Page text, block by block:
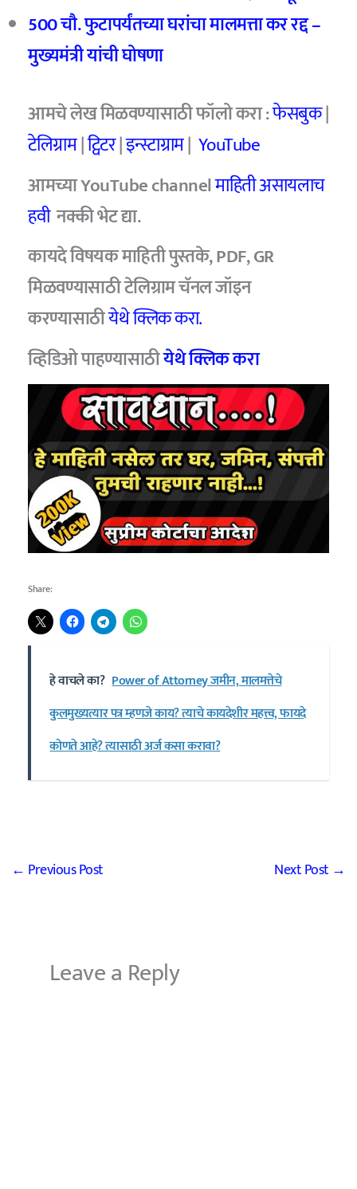
500चौ. फुटापर्यंतच्या घरांचा मालमत्ता कर रद्द –
मुख्यमंत्री यांची घोषणा
आमचेलेख मिळवण्यासाठी फॉलो करा :फेसबुक|
टेलिग्राम|ट्विटर|इन्स्टाग्राम| YouTube
आमच्या YouTube channelमाहिती असायलाच
हवी नक्की भेट द्या.
कायदे विषयक माहिती पुस्तके, PDF, GR
मिळवण्यासाठी टेलिग्राम चॅनल जॉइन
करण्यासाठीयेथे क्लिक करा.
व्हिडिओ पाहण्यासाठीयेथे क्लिक करा
Share:
हे वाचले का? Power of Attorney जमीन, मालमत्तेचे
कुलमुख्यत्यार पत्र म्हणजे काय? त्याचे कायदेशीर महत्त्व, फायदे
कोणते आहे? त्यासाठी अर्ज कसा करावा?
← Previous Post Next Post →
Leave a Reply